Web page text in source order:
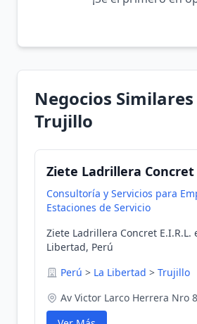
Negocios Similares
Trujillo
Ziete Ladrillera Concret
Consultoría y Servicios para
Estaciones de Servicio
Ziete Ladrillera Concret E.I.R.L.
Libertad, Perú
Perú > La Libertad > Trujillo
Av Victor Larco Herrera Nro